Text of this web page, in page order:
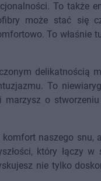
To także
może stać się
To właśnie
delikatnością
To
marzysz o
naszego snu,
który łączy w
nie tylko